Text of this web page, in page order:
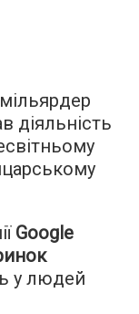
діяльність
Google
у людей